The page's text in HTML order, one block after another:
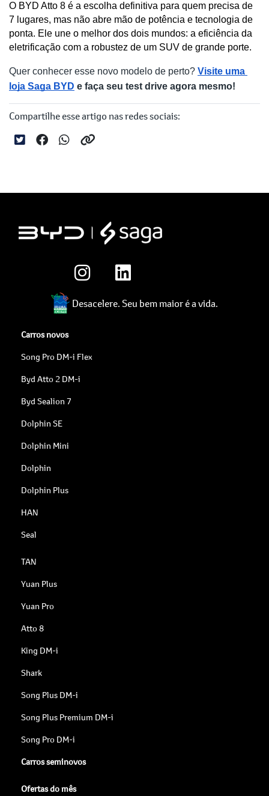
O BYD Atto 8 é a escolha definitiva para quem precisa de
7 lugares, mas não abre mão de potência e tecnologia de
ponta. Ele une o melhor dos dois mundos: a eficiência da
eletrificação com a robustez de um SUV de grande porte.
Quer conhecer esse novo modelo de perto? Visite uma
loja Saga BYD e faça seu test drive agora mesmo!
Compartilhe esse artigo nas redes sociais:
Desacelere. Seu bem maior é a vida.
Carros novos
Song Pro DM-i Flex
Byd Atto 2 DM-i
Byd Sealion 7
Dolphin SE
Dolphin Mini
Dolphin
Dolphin Plus
HAN
Seal
TAN
Yuan Plus
Yuan Pro
Atto 8
King DM-i
Shark
Song Plus DM-i
Song Plus Premium DM-i
Song Pro DM-i
Carros seminovos
Ofertas do mês